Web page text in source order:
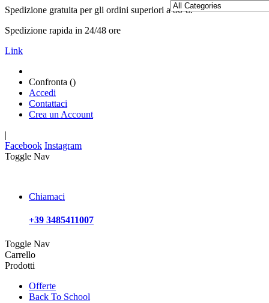
Spedizione gratuita per gli ordini superiori a 80 €!
Spedizione rapida in 24/48 ore
Link
Confronta ()
Accedi
Contattaci
Crea un Account
|
Facebook Instagram
Toggle Nav
Chiamaci
+39 3485411007
Toggle Nav
Carrello
Prodotti
Offerte
Back To School